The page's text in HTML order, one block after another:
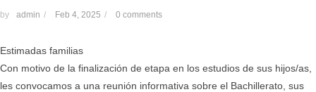
by admin / Feb 4, 2025 / 0 comments
Estimadas familias
Con motivo de la finalización de etapa en los estudios de sus hijos/as,
les convocamos a una reunión informativa sobre el Bachillerato, sus